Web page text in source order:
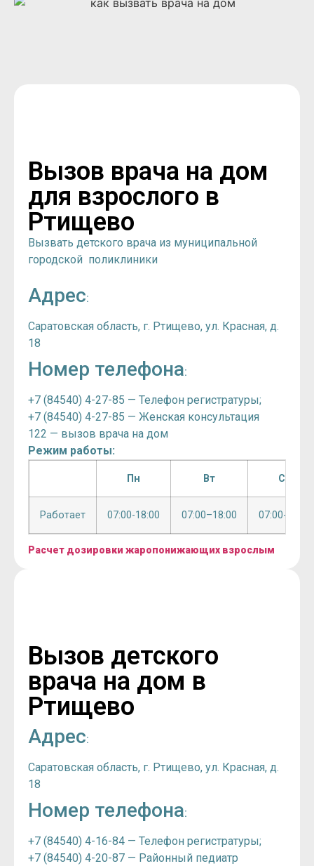
Вызов врача на дом
для взрослого в
Ртищево
Вызвать детского врача из муниципальной
городской поликлиники
Адрес:
Саратовская область, г. Ртищево, ул. Красная, д.
18
Номер телефона:
+7 (84540) 4-27-85 — Телефон регистратуры;
+7 (84540) 4-27-85 — Женская консультация
122 — вызов врача на дом
Режим работы:
Пн Вт Ср
Работает 07:00-18:00 07:00–18:00 07:00-18:00
Расчет дозировки жаропонижающих взрослым
Вызов детского
врача на дом в
Ртищево
Адрес:
Саратовская область, г. Ртищево, ул. Красная, д.
18
Номер телефона:
+7 (84540) 4-16-84 — Телефон регистратуры;
+7 (84540) 4-20-87 — Районный педиатр